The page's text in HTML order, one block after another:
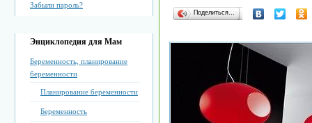
Забыли пароль?
Энциклопедия для Мам
Беременность, планирование
беременности
Планирование беременности
Беременность
Поделиться…